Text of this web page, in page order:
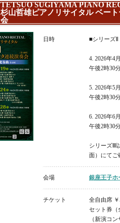
TETSUO SUGIYAMA PIANO
杉山哲雄ピアノリサイタル ベー
会
日時 ■シリーズ
4. 2026年4
午後2時30
5. 2026年5
午後2時30
6. 2026年6
午後2時30
シリーズⅢ
面）にてご
会場 銀座王子ホ
チケット
全自由席 ￥
セット券（
（新演コ